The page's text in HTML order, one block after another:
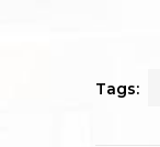
Tags: